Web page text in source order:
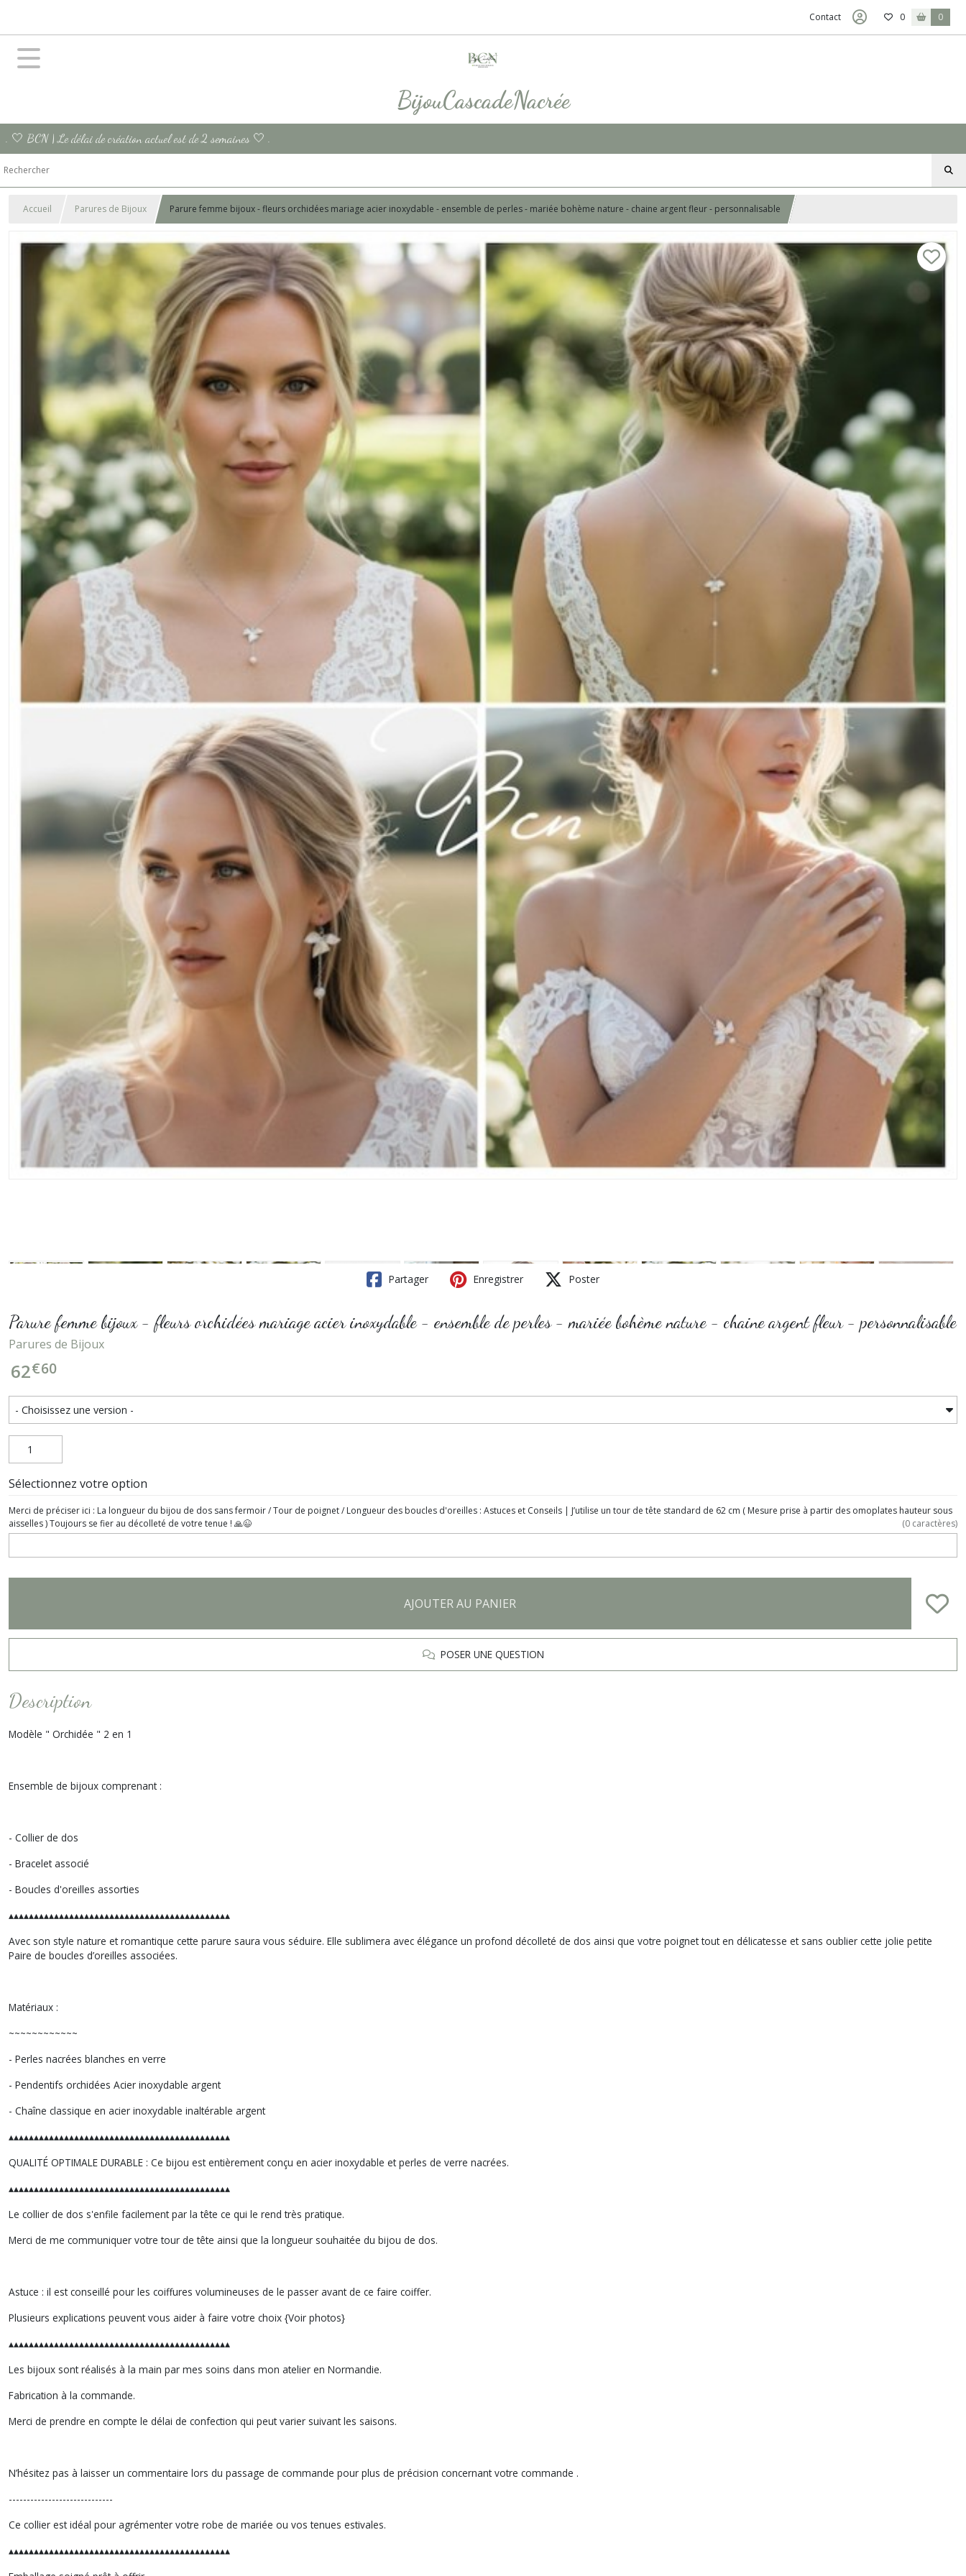
Contact 0 0
BijouCascadeNacrée
. 🤍 BCN | Le délai de création actuel est de 2 semaines 🤍 .
Accueil Parures de Bijoux Parure femme bijoux - fleurs orchidées mariage acier inoxydable - ensemble de perles - mariée bohème nature - chaine argent fleur - personnalisable
Partager Enregistrer Poster
Parure femme bijoux - fleurs orchidées mariage acier inoxydable - ensemble de perles - mariée bohème nature - chaine argent fleur - personnalisable
Parures de Bijoux
62€60
Sélectionnez votre option
Merci de préciser ici : La longueur du bijou de dos sans fermoir / Tour de poignet / Longueur des boucles d'oreilles : Astuces et Conseils | J’utilise un tour de tête standard de 62 cm ( Mesure prise à partir des omoplates hauteur sous
aisselles ) Toujours se fier au décolleté de votre tenue ! 🙏😉
(0 caractères)
AJOUTER AU PANIER
POSER UNE QUESTION
Description
Modèle " Orchidée " 2 en 1
Ensemble de bijoux comprenant :
- Collier de dos
- Bracelet associé
- Boucles d'oreilles assorties
▴▴▴▴▴▴▴▴▴▴▴▴▴▴▴▴▴▴▴▴▴▴▴▴▴▴▴▴▴▴▴▴▴▴▴▴▴▴▴▴▴▴▴▴
Avec son style nature et romantique cette parure saura vous séduire. Elle sublimera avec élégance un profond décolleté de dos ainsi que votre poignet tout en délicatesse et sans oublier cette jolie petite
Paire de boucles d’oreilles associées.
Matériaux :
~~~~~~~~~~~~
- Perles nacrées blanches en verre
- Pendentifs orchidées Acier inoxydable argent
- Chaîne classique en acier inoxydable inaltérable argent
▴▴▴▴▴▴▴▴▴▴▴▴▴▴▴▴▴▴▴▴▴▴▴▴▴▴▴▴▴▴▴▴▴▴▴▴▴▴▴▴▴▴▴▴
QUALITÉ OPTIMALE DURABLE : Ce bijou est entièrement conçu en acier inoxydable et perles de verre nacrées.
▴▴▴▴▴▴▴▴▴▴▴▴▴▴▴▴▴▴▴▴▴▴▴▴▴▴▴▴▴▴▴▴▴▴▴▴▴▴▴▴▴▴▴▴
Le collier de dos s'enfile facilement par la tête ce qui le rend très pratique.
Merci de me communiquer votre tour de tête ainsi que la longueur souhaitée du bijou de dos.
Astuce : il est conseillé pour les coiffures volumineuses de le passer avant de ce faire coiffer.
Plusieurs explications peuvent vous aider à faire votre choix {Voir photos}
▴▴▴▴▴▴▴▴▴▴▴▴▴▴▴▴▴▴▴▴▴▴▴▴▴▴▴▴▴▴▴▴▴▴▴▴▴▴▴▴▴▴▴▴
Les bijoux sont réalisés à la main par mes soins dans mon atelier en Normandie.
Fabrication à la commande.
Merci de prendre en compte le délai de confection qui peut varier suivant les saisons.
N’hésitez pas à laisser un commentaire lors du passage de commande pour plus de précision concernant votre commande .
-----------------------------
Ce collier est idéal pour agrémenter votre robe de mariée ou vos tenues estivales.
▴▴▴▴▴▴▴▴▴▴▴▴▴▴▴▴▴▴▴▴▴▴▴▴▴▴▴▴▴▴▴▴▴▴▴▴▴▴▴▴▴▴▴▴